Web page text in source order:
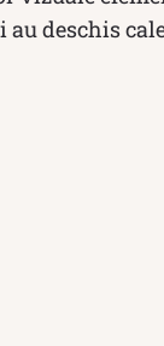
au deschis